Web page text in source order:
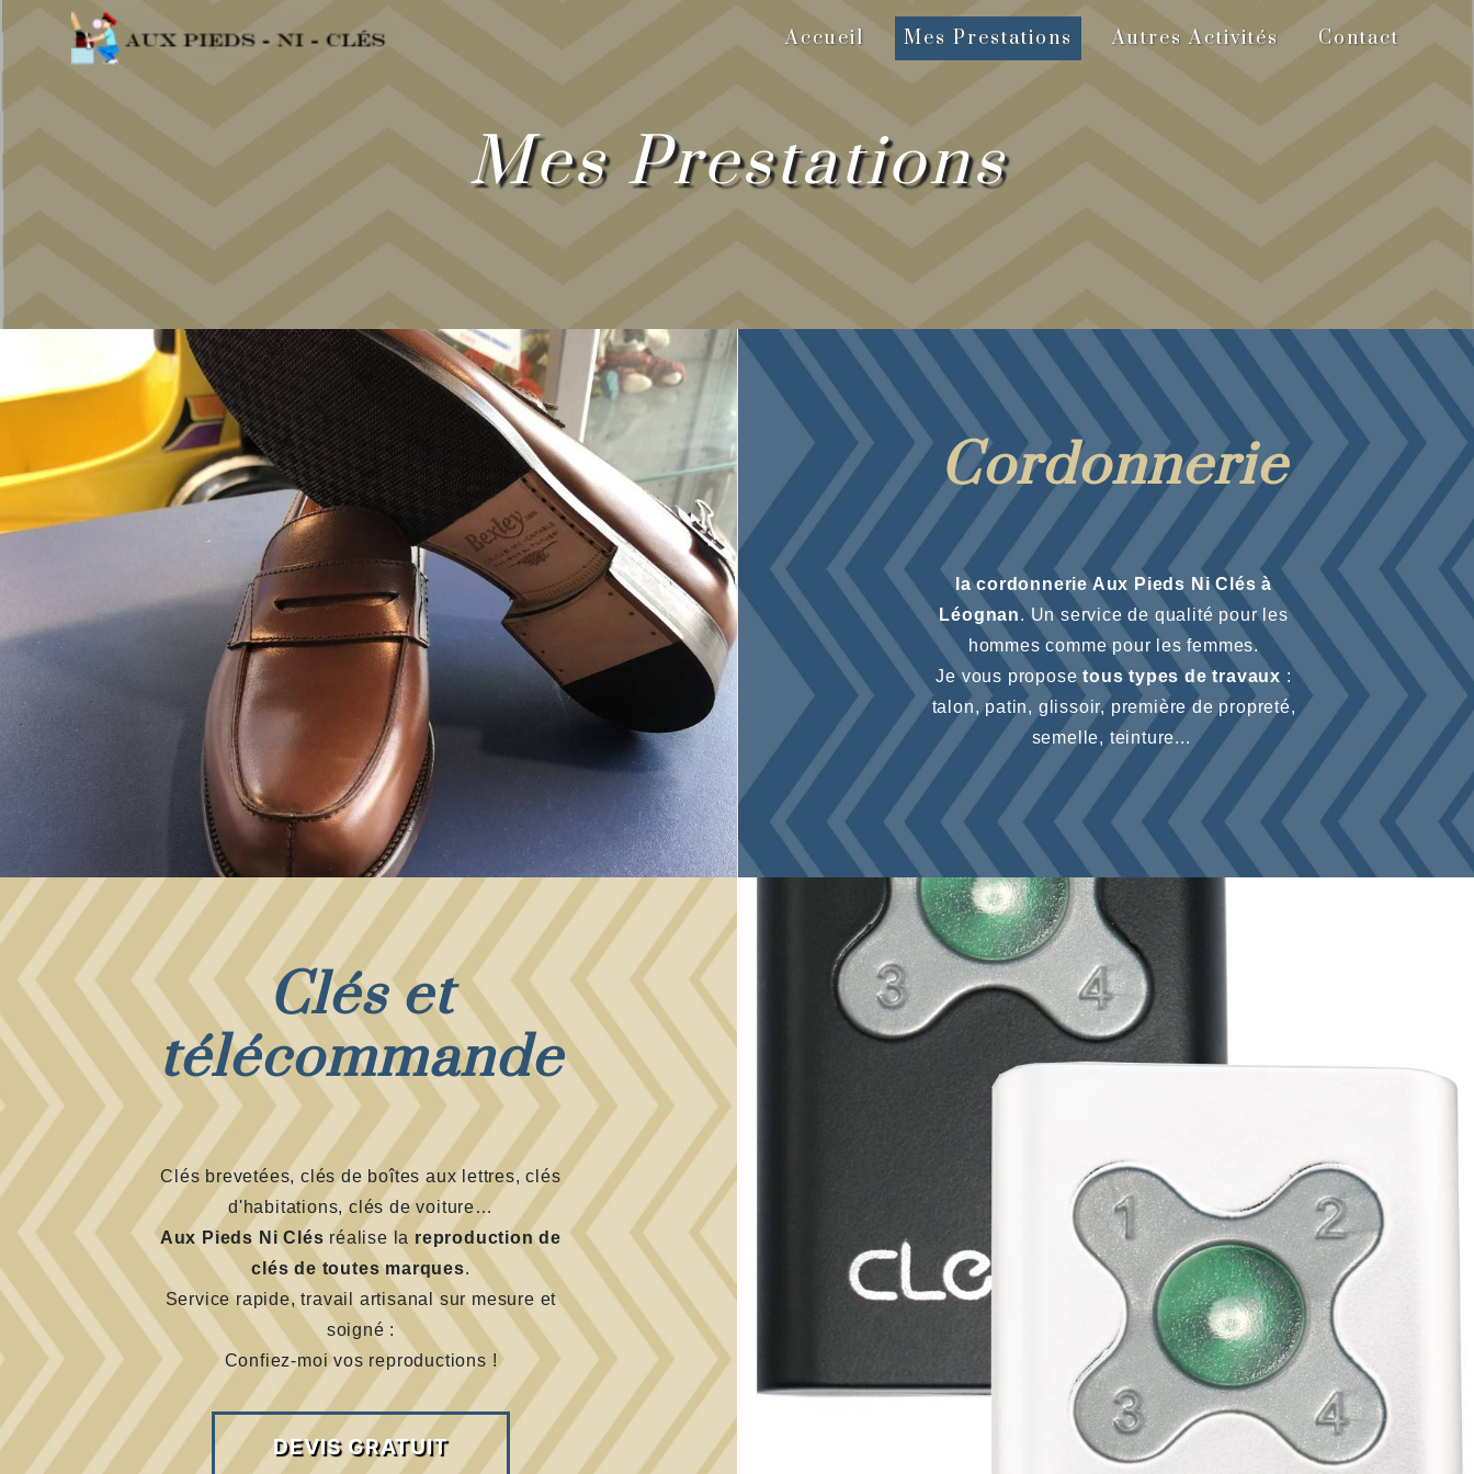
Panneau de gestion des cookies
Accueil Mes Prestations Autres Activités Contact
Mes Prestations
Cordonnerie
la cordonnerie Aux Pieds Ni Clés à
Léognan. Un service de qualité pour les
hommes comme pour les femmes.
Je vous propose tous types de travaux :
talon, patin, glissoir, première de propreté,
semelle, teinture...
Clés et
télécommande
Clés brevetées, clés de boîtes aux lettres, clés
d'habitations, clés de voiture…
Aux Pieds Ni Clés réalise la reproduction de
clés de toutes marques.
Service rapide, travail artisanal sur mesure et
soigné :
Confiez-moi vos reproductions !
DEVIS GRATUIT